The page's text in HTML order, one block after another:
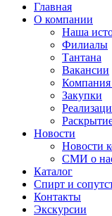
Главная
О компании
Наша
Филиалы
Тантана
Вакансии
Компания
Закупки
Новости
Новости
СМИ о
Каталог
Спирт и
Контакты
Экскурсии